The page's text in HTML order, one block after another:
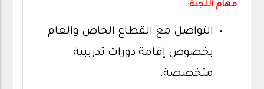
مهام اللجنة:
التواصل مع القطاع الخاص والعام
بخصوص إقامة دورات تدريبية
متخصصة.